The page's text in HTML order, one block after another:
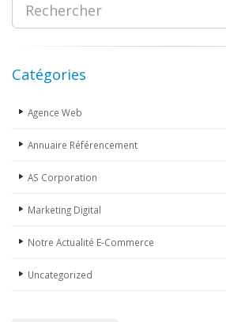
Catégories
Agence Web
Annuaire Référencement
AS Corporation
Marketing Digital
Notre Actualité E-Commerce
Uncategorized